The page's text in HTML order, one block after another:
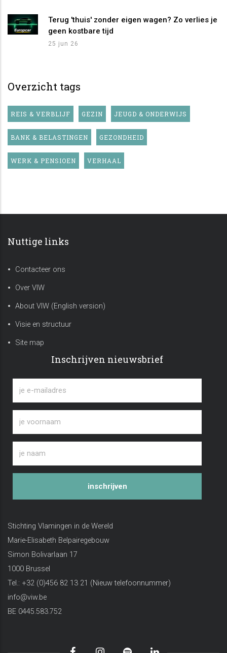
Terug 'thuis' zonder eigen wagen? Zo verlies je
geen kostbare tijd
25 jun 26
Overzicht tags
REIS & VERBLIJF GEZIN JEUGD & ONDERWIJS
BANK & BELASTINGEN GEZONDHEID
WERK & PENSIOEN VERHAAL
Nuttige links
Contacteer ons
Over VIW
About VIW (English version)
Visie en structuur
Site map
Inschrijven nieuwsbrief
inschrijven
Stichting Vlamingen in de Wereld
Marie-Elisabeth Belpairegebouw
Simon Bolivarlaan 17
1000 Brussel
Tel.: +32 (0)456 82 13 21 (Nieuw telefoonnummer)
info@viw.be
BE 0445.583.752